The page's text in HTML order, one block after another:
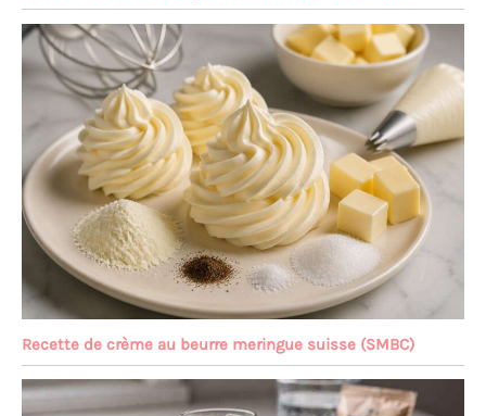
Recette de crème au beurre meringue suisse (SMBC)